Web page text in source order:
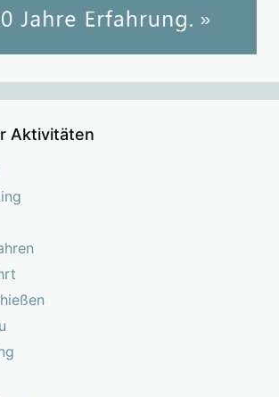
Aktivitäten